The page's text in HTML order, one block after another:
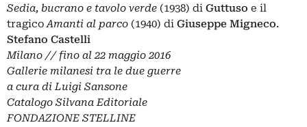
Sedia, bucrano e tavolo verde (1938) di Guttuso e il
tragicoAmanti al parco (1940) di Giuseppe Migneco.
Stefano Castelli
Milano // fino al 22 maggio 2016
Gallerie milanesi tra le due guerre
a cura di Luigi Sansone
Catalogo Silvana Editoriale
FONDAZIONE STELLINE